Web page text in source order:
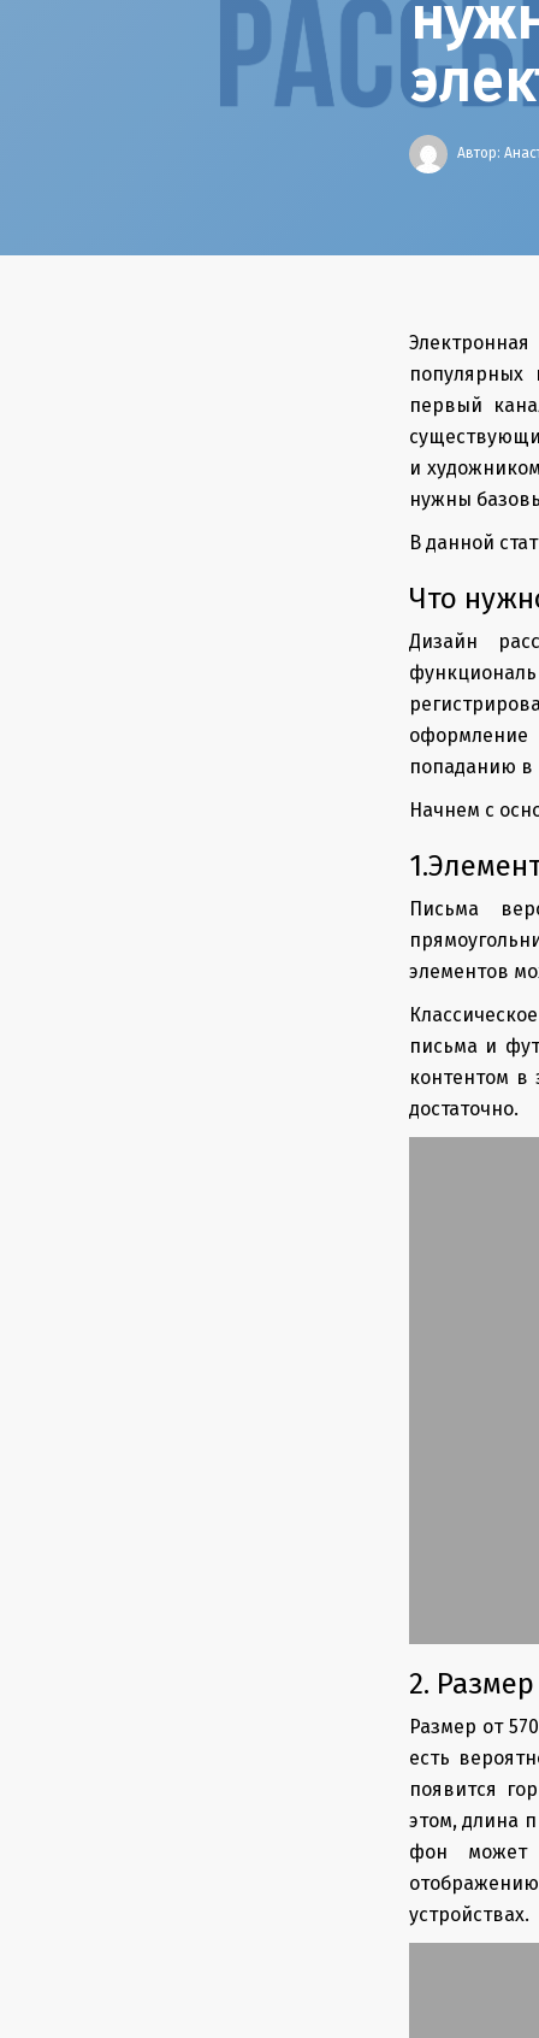
Автор:
популярных
первый
и
нужны
В данной
Что
Дизайн
оформление
попаданию в
Начнем с
Письма
элементов
письма и
контентом в
достаточно.
2.
Размер от
есть
появится
этом, длина
фон может
устройствах.